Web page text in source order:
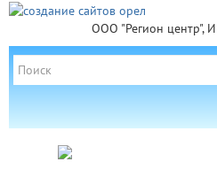
ООО "Регион центр",